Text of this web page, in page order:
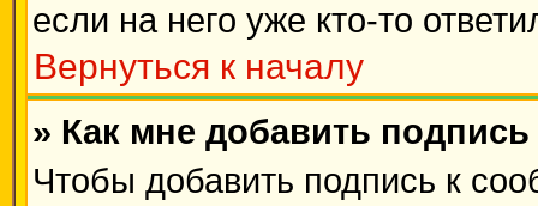
если на него уже кто-то
Вернуться к началу
» Как мне добавить
Чтобы добавить подпись к